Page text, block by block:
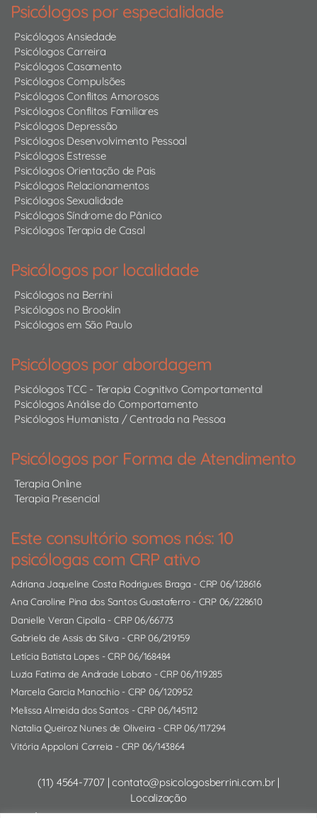
Psicólogos por especialidade
Psicólogos Ansiedade
Psicólogos Carreira
Psicólogos Casamento
Psicólogos Compulsões
Psicólogos Conflitos Amorosos
Psicólogos Conflitos Familiares
Psicólogos Depressão
Psicólogos Desenvolvimento Pessoal
Psicólogos Estresse
Psicólogos Orientação de Pais
Psicólogos Relacionamentos
Psicólogos Sexualidade
Psicólogos Síndrome do Pânico
Psicólogos Terapia de Casal
Psicólogos por localidade
Psicólogos na Berrini
Psicólogos no Brooklin
Psicólogos em São Paulo
Psicólogos por abordagem
Psicólogos TCC - Terapia Cognitivo Comportamental
Psicólogos Análise do Comportamento
Psicólogos Humanista / Centrada na Pessoa
Psicólogos por Forma de Atendimento
Terapia Online
Terapia Presencial
Este consultório somos nós: 10
psicólogas com CRP ativo
Adriana Jaqueline Costa Rodrigues Braga - CRP 06/128616
Ana Caroline Pina dos Santos Guastaferro- CRP 06/228610
Danielle Veran Cipolla - CRP 06/66773
Gabriela de Assis da Silva - CRP 06/219159
Letícia Batista Lopes- CRP 06/168484
Luzia Fatima de Andrade Lobato- CRP 06/119285
Marcela Garcia Manochio- CRP 06/120952
Melissa Almeida dos Santos- CRP 06/145112
Natalia Queiroz Nunes de Oliveira - CRP 06/117294
Vitória Appoloni Correia - CRP 06/143864
(11) 4564-7707 |contato@psicologosberrini.com.br|
Localização